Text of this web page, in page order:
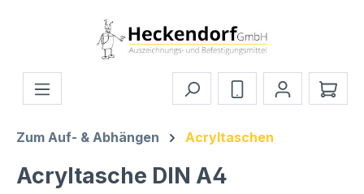
Zum Hauptinhalt springen
Zum Auf- & Abhängen Acryltaschen
Acryltasche DIN A4